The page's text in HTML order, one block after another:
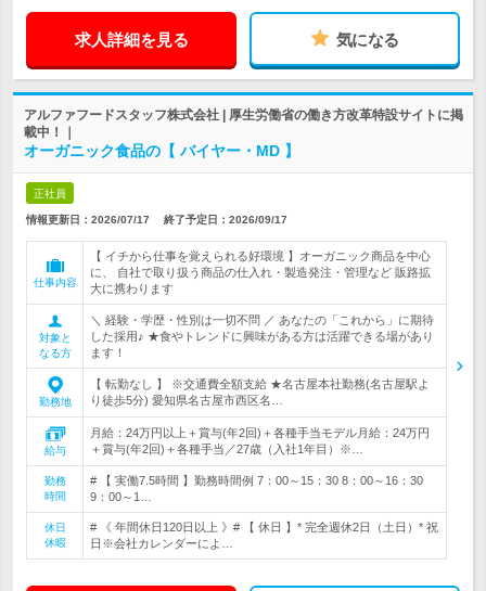
求人詳細を見る 気になる
アルファフードスタッフ株式会社 | 厚生労働省の働き方改革特設サイトに掲
載中！｜
オーガニック食品の【 バイヤー・MD 】
正社員
情報更新日：2026/07/17 終了予定日： 2026/09/17
仕事内容
【 イチから仕事を覚えられる好環境 】オーガニック商品を中心
に、 自社で取り扱う商品の仕入れ・製造発注・管理など 販路拡
大に携わります
対象と
なる方
＼ 経験・学歴・性別は一切不問 ／ あなたの「これから」に期待
した採用♪ ★食やトレンドに興味がある方は活躍できる場があり
ます！
勤務地
【 転勤なし 】 ※交通費全額支給 ★名古屋本社勤務(名古屋駅よ
り徒歩5分) 愛知県名古屋市西区名…
給与
月給：24万円以上＋賞与(年2回)＋各種手当モデル月給：24万円
＋賞与(年2回)＋各種手当／27歳（入社1年目）※…
勤務
時間
# 【 実働7.5時間 】勤務時間例 7：00～15：30 8：00～16：30
9：00～1…
休日
休暇
# 《 年間休日120日以上 》# 【 休日 】* 完全週休2日（土日）* 祝
日※会社カレンダーによ…